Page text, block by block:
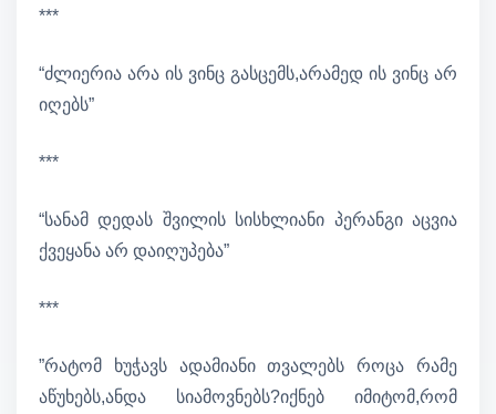
***
“ძლიერია არა ის ვინც გასცემს,არამედ ის ვინც არ
იღებს”
***
“სანამ დედას შვილის სისხლიანი პერანგი აცვია
ქვეყანა არ დაიღუპება”
***
”რატომ ხუჭავს ადამიანი თვალებს როცა რამე
აწუხებს,ანდა სიამოვნებს?იქნებ იმიტომ,რომ